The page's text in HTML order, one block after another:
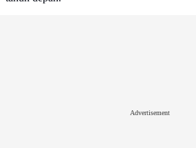
Advertisement